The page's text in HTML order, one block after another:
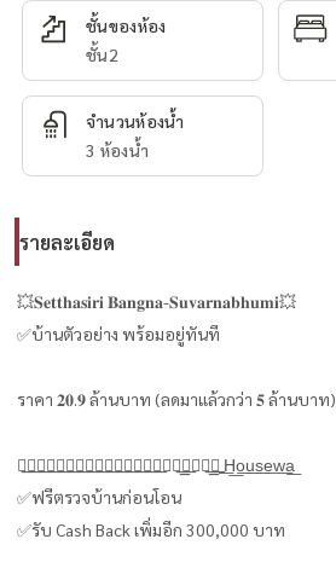
ชั้นของห้อง
ชั้น2
จำนวนห้องน้ำ
3 ห้องน้ำ
รายละเอียด
💥𝐒𝐞𝐭𝐭𝐡𝐚𝐬𝐢𝐫𝐢 𝐁𝐚𝐧𝐠𝐧𝐚-𝐒𝐮𝐯𝐚𝐫𝐧𝐚𝐛𝐡𝐮𝐦𝐢💥
✅บ้านตัวอย่าง พร้อมอยู่ทันที
ราคา 𝟐𝟎.𝟗 ล้านบาท (ลดมาแล้วกว่า 𝟓 ล้านบาท)
ส͟ิ͟ท͟ธ͟ิ͟พ͟ิ͟เ͟ศ͟ษ͟เ͟ฉ͟พ͟า͟ะ͟ลู͟͟ก͟ค้͟͟า͟ ͟H͟o͟u͟s͟e͟w͟a͟
✅ฟรีตรวจบ้านก่อนโอน
✅รับ Cash Back เพิ่มอีก 300,000 บาท